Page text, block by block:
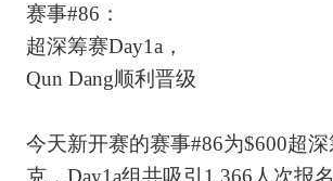
赛事#86：
超深筹赛Day1a，
Qun Dang顺利晋级
今天新开赛的赛事#86为$600超
克，Day1a组共吸引1,366人次报名